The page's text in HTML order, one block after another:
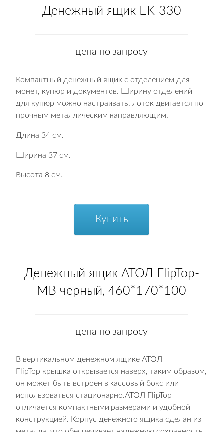
Денежный ящик EK-330
цена по запросу
Компактный денежный ящик с отделением для
монет, купюр и документов. Ширину отделений
для купюр можно настраивать, лоток двигается по
прочным металлическим направляющим.
Длина 34 см.
Ширина 37 см.
Высота 8 см.
Купить
Денежный ящик АТОЛ FlipTop-
MB черный, 460*170*100
цена по запросу
В вертикальном денежном ящике АТОЛ
FlipTop крышка открывается наверх, таким образом,
он может быть встроен в кассовый бокс или
использоваться стационарно.АТОЛ FlipTop
отличается компактными размерами и удобной
конструкцией. Корпус денежного ящика сделан из